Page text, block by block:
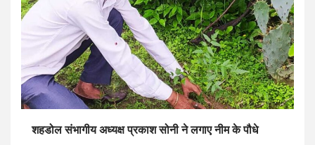
शहडोल संभागीय अध्यक्ष प्रकाश सोनी ने लगाए नीम के पौधे